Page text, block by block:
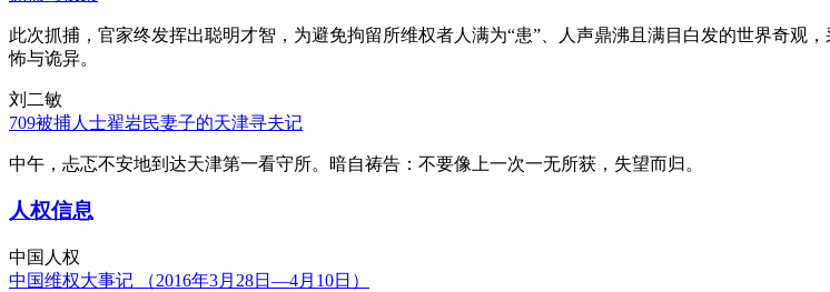
此次抓捕，官家终发挥出聪明才智，为避免拘留所维权者人满为“患”、人声鼎沸且满目白发的世界奇观
怖与诡异。
刘二敏
709被捕人士翟岩民妻子的天津寻夫记
中午，忐忑不安地到达天津第一看守所。暗自祷告：不要像上一次一无所获，失望而归。
人权信息
中国人权
中国维权大事记 （2016年3月28日—4月10日）